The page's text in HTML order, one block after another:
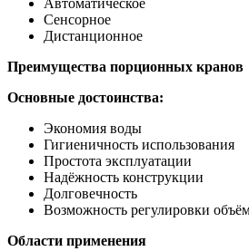
Автоматическое
Сенсорное
Дистанционное
Преимущества порционных кранов
Основные достоинства:
Экономия воды
Гигиеничность использования
Простота эксплуатации
Надёжность конструкции
Долговечность
Возможность регулировки
Области применения